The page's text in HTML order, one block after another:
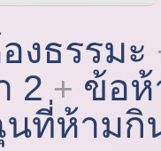
งธรรมะ
2
ข้อห้
นที่ห้ามกิ